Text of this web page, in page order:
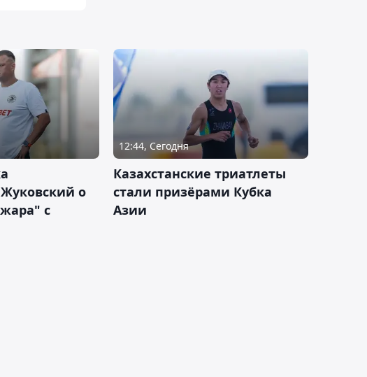
о
с
12:44, Сегодня
Казахстанские триатлеты
стали призёрами Кубка
Азии